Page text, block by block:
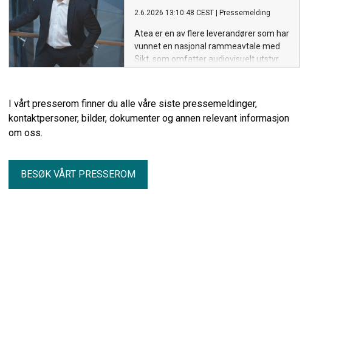
2.6.2026 13:10:48 CEST Pressemelding
Atea er en av flere leverandører som har
vunnet en nasjonal rammeavtale med
Sikt, som omfatter audiovisuelt utstyr
Avtalen har en estimert verdi på 150 til
250 millioner kroner årlig.
I vårt presserom finner du alle våre siste pressemeldinger,
kontaktpersoner, bilder, dokumenter og annen relevant informasjon
om oss.
BESØK VÅRT PRESSEROM